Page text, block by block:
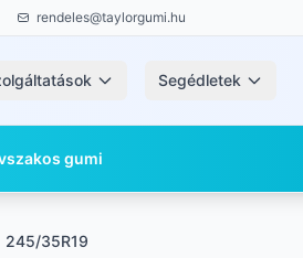
rendeles@taylorgumi.hu
Segédletek
gumi
245/35R19